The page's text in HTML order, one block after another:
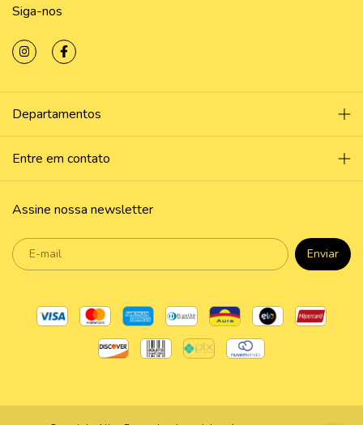
Siga-nos
Departamentos
Entre em contato
Assine nossa newsletter